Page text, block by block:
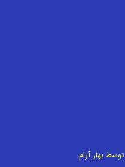
توسطبهار آرام